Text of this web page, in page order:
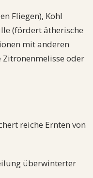
Fliegen), Kohl
(fördert ätherische
mit anderen
oder
reiche Ernten von
überwinterter